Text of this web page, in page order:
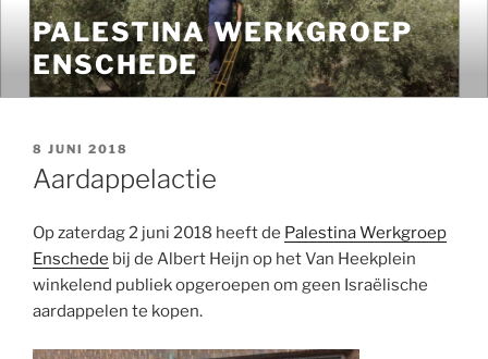
naar
inhoud
PALESTINA WERKGROEP
ENSCHEDE
GEPLAATST
OP
8 JUNI 2018
Aardappelactie
Op zaterdag 2 juni 2018 heeft de Palestina Werkgroep
Enschede bij de Albert Heijn op het Van Heekplein
winkelend publiek opgeroepen om geen Israëlische
aardappelen te kopen.